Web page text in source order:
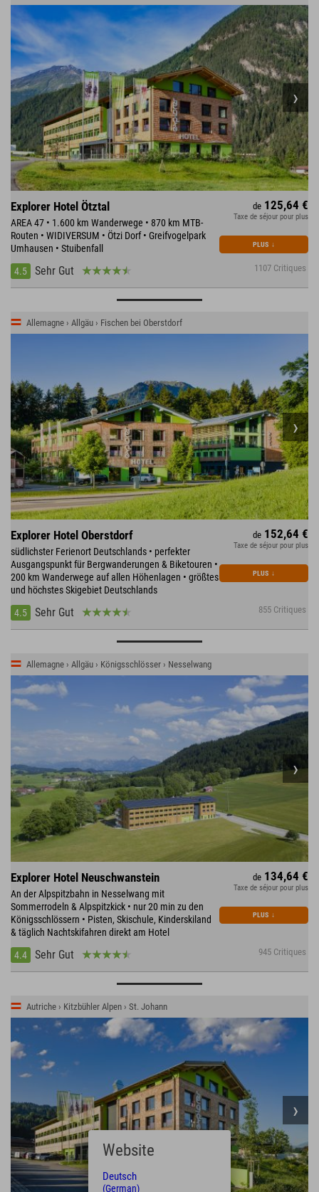
Explorer Hotel Ötztal
AREA 47 • 1.600 km Wanderwege • 870 km MTB-
Routen • WIDIVERSUM • Ötzi Dorf • Greifvogelpark
Umhausen • Stuibenfall
4.5
Sehr Gut 1107 Critiques
de 125,64 €
Taxe de séjour pour plus
PLUS ↓
Allemagne › Allgäu › Fischen bei Oberstdorf
Explorer Hotel Oberstdorf
südlichster Ferienort Deutschlands • perfekter
Ausgangspunkt für Bergwanderungen & Biketouren •
200 km Wanderwege auf allen Höhenlagen • größtes
und höchstes Skigebiet Deutschlands
4.5
Sehr Gut 855 Critiques
de 152,64 €
Taxe de séjour pour plus
PLUS ↓
Allemagne › Allgäu › Königsschlösser › Nesselwang
Explorer Hotel Neuschwanstein
An der Alpspitzbahn in Nesselwang mit
Sommerrodeln & Alpspitzkick • nur 20 min zu den
Königsschlössern • Pisten, Skischule, Kinderskiland
& täglich Nachtskifahren direkt am Hotel
4.4
Sehr Gut 945 Critiques
de 134,64 €
Taxe de séjour pour plus
PLUS ↓
Autriche › Kitzbühler Alpen › St. Johann
Website
Deutsch
(German)